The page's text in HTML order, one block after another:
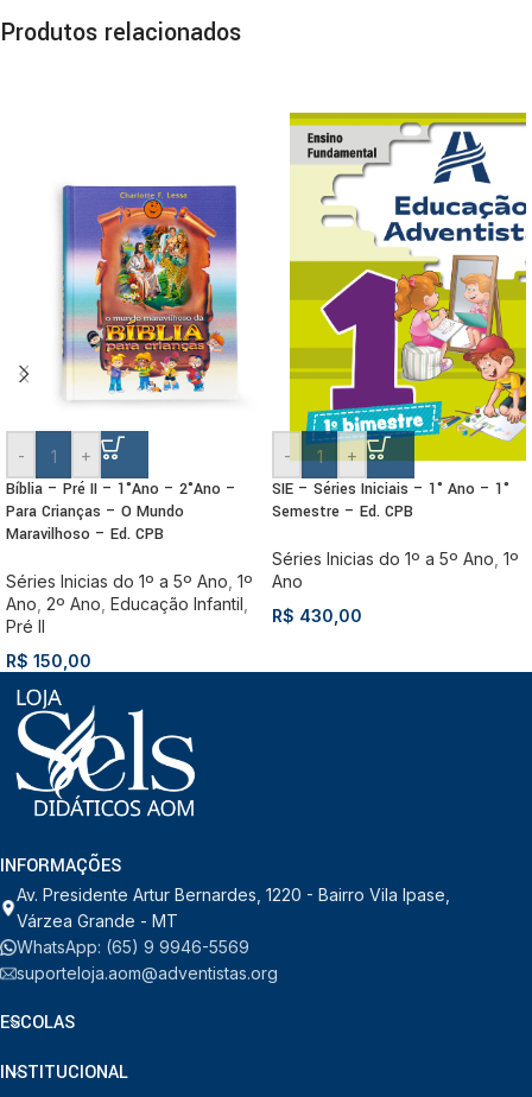
Produtos relacionados
- +
Bíblia – Pré II – 1°Ano – 2°Ano –
Para Crianças – O Mundo
Maravilhoso – Ed. CPB
Séries Inicias do 1º a 5º Ano 1º
Ano 2º Ano Educação Infantil
Pré II
R$ 150,00
- +
SIE – Séries Iniciais – 1° Ano – 1°
Semestre – Ed. CPB
Séries Inicias do 1º a 5º Ano 1º
Ano
R$ 430,00
INFORMAÇÕES
Av. Presidente Artur Bernardes, 1220 - Bairro Vila Ipase,
Várzea Grande - MT
WhatsApp: (65) 9 9946-5569
suporteloja.aom@adventistas.org
ESCOLAS
INSTITUCIONAL